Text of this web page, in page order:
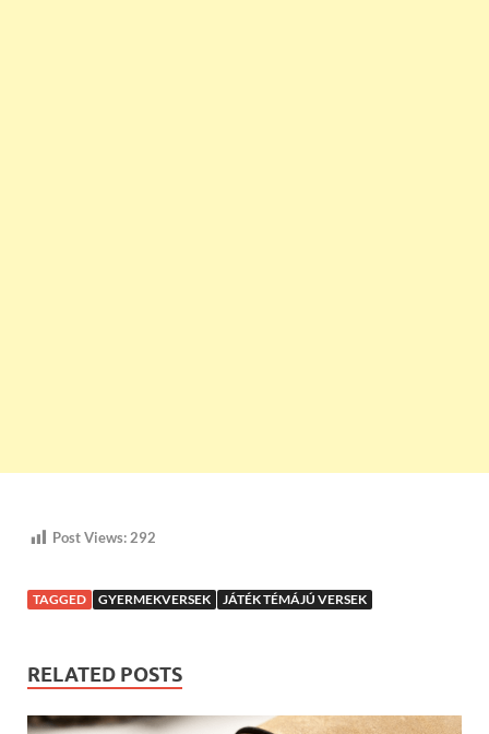
Post Views: 292
TAGGED GYERMEKVERSEK JÁTÉK TÉMÁJÚ VERSEK
RELATED POSTS